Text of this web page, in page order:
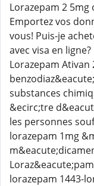
Lorazepam 2
Emportez vos
vous! Puis-je
avec visa en
Lorazepam Ativan
substances
&ecirc;tre
les personnes
lorazepam 1mg
lorazepam 1443-